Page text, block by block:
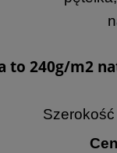
to 240g/m2